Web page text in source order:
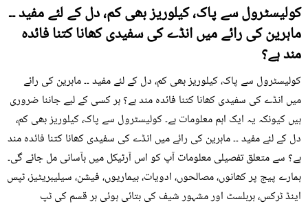
کولیسٹرول سے پاک، کیلوریز بھی کم، دل کے لئے مفید ۔۔
ماہرین کی رائے میں انڈے کی سفیدی کھانا کتنا فائدہ
مند ہے؟
کولیسٹرول سے پاک، کیلوریز بھی کم، دل کے لئے مفید ۔۔ ماہرین کی رائے
میں انڈے کی سفیدی کھانا کتنا فائدہ مند ہے؟ ہر کسی کے لیے جاننا ضروری
ہیں کیونکہ یہ ایک اہم معلومات ہے۔ کولیسٹرول سے پاک، کیلوریز بھی کم،
دل کے لئے مفید ۔۔ ماہرین کی رائے میں انڈے کی سفیدی کھانا کتنا فائدہ مند
ہے؟ سے متعلق تفصیلی معلومات آپ کو اس آرٹیکل میں بآسانی مل جائے گی۔
ہمارے پیج پر کھانوں، مصالحوں، ادویات، بیماریوں، فیشن، سیلیبریٹیز، ٹپس
اینڈ ٹرکس، ہربلسٹ اور مشہور شیف کی بتائی ہوئی ہر قسم کی ٹپ